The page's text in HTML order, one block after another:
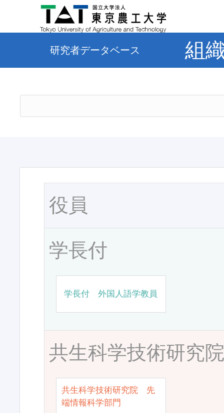
研究者データベース 組
役員
学長付
学長付 外国人語学教員
共生科学技術研究
共生科学技術研究院 先
端情報科学部門